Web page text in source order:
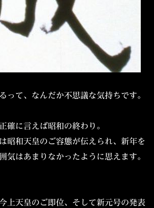
って、なんだか不思議な気持ちです。
確に言えば昭和の終わり。
昭和天皇のご容態が伝えられ、新年を
気はあまりなかったように思えます。
上天皇のご即位、そして新元号の発表